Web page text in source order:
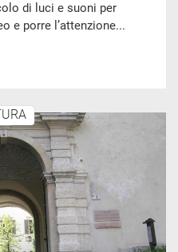
di luci e suoni per
e porre l’attenzione...